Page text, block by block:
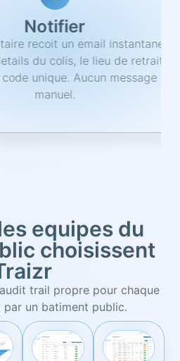
Notifier
un email instantane
colis, le lieu de retrait
Aucun message
manuel.
equipes du
choisissent
trail propre pour chaque
un batiment public.